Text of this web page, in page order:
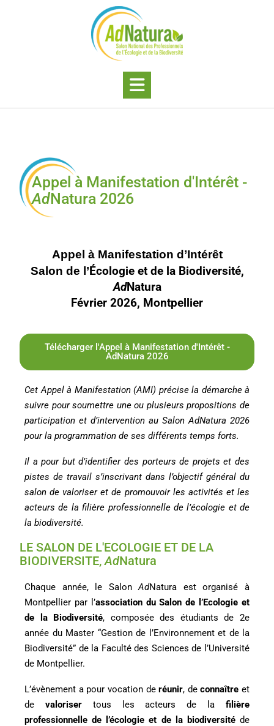
Appel à Manifestation d'Intérêt -
AdNatura 2026
Appel à Manifestation d’Intérêt
Salon de l’Écologie et de la Biodiversité,
AdNatura
Février 2026, Montpellier
Télécharger l'Appel à Manifestation d'Intérêt -
AdNatura 2026
Cet Appel à Manifestation (AMI) précise la démarche à
suivre pour soumettre une ou plusieurs propositions de
participation et d’intervention au Salon AdNatura 2026
pour la programmation de ses différents temps forts.
Il a pour but d’identifier des porteurs de projets et des
pistes de travail s’inscrivant dans l’objectif général du
salon de valoriser et de promouvoir les activités et les
acteurs de la filière professionnelle de l’écologie et de
la biodiversité.
LE SALON DE L'ECOLOGIE ET DE LA
BIODIVERSITE,AdNatura
Chaque année, le SalonAdNatura est organisé à
Montpellier par l’association du Salon de l’Ecologie et
de la Biodiversité, composée des étudiants de 2e
année du Master “Gestion de l’Environnement et de la
Biodiversité” de la Faculté des Sciences de l’Université
de Montpellier.
L’évènement a pour vocation deréunir, deconnaître et
de valoriser tous les acteurs de la filière
professionnelle de l’écologie et de la biodiversitéde